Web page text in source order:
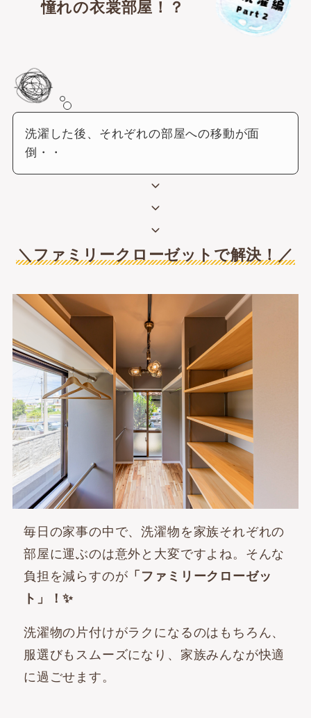
憧れの衣裳部屋！？
洗濯した後、それぞれの部屋への移動が面
倒・・
＼ファミリークローゼットで解決！／
毎日の家事の中で、洗濯物を家族それぞれの
部屋に運ぶのは意外と大変ですよね。そんな
負担を減らすのが 「ファミリークローゼッ
ト」！✨
洗濯物の片付けがラクになるのはもちろん、
服選びもスムーズになり、家族みんなが快適
に過ごせます。